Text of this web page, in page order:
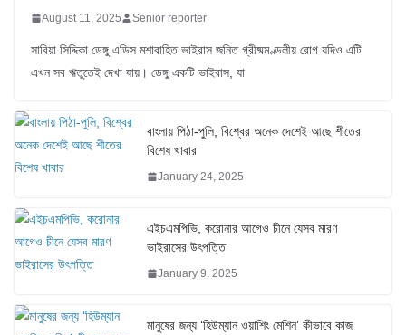
August 11, 2025 Senior reporter
সাবিয়া সিদ্দিকা ডেঙ্গু এডিস মশাবাহিত ভাইরাস জনিত গ্রীষ্মমণ্ডলীয় রোগ যদিও এটি
এখন সব ঋতুতেই দেখা যায়। ডেঙ্গু একটি ভাইরাস, যা
বাংলায় পিঠা-পুলি, বিশ্বের অনেক দেশেই আছে শীতের
বিশেষ খাবার
January 24, 2025
এইচএমপিভি, করোনার আগেও চীনে যেসব মারণ
ভাইরাসের উৎপত্তি
January 9, 2025
মানুষের জন্য ‘হিউম্যান ওয়াশিং মেশিন’ কীভাবে কাজ